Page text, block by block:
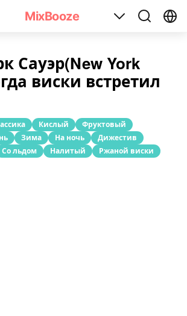
MixBooze
Йорк Сауэр(New York Sour)»
Сауэр(New York
виски встретил
Кислый
Фруктовый
Зима На ночь
Дижестив
Со льдом Налитый
Ржаной виски